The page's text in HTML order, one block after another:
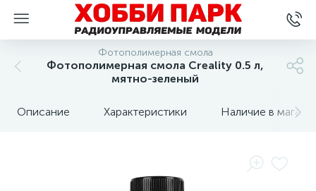
Фотополимерная смола
Фотополимерная смола Creality 0.5 л,
мятно-зеленый
Описание Характеристики Наличие в